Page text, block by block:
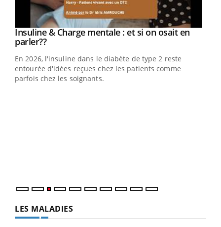
Youtube
Insuline & Charge mentale : et si on osait en
parler??Youtube
En 2026, l'insuline dans le diabète de type 2 reste
entourée d'idées reçues chez les patients comme
parfois chez les soignants.
LES MALADIES